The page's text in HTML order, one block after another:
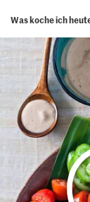
Was koche ich